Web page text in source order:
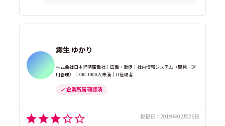
霧生 ゆかり
株式会社日本経済廣告社｜広告・販促｜社内情報システム（開発・運
用管理）｜300-1000人未満｜IT管理者
企業所属 確認済
投稿日： 2019年02月26日